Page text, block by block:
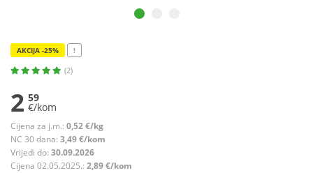
AKCIJA -25% !
(2)
2 59
€/kom
Cijena za j.m.: 0,52 €/kg
NC 30 dana: 3,49 €/kom
Vrijedi do: 30.09.2026
Cijena 02.05.2025.: 2,89 €/kom